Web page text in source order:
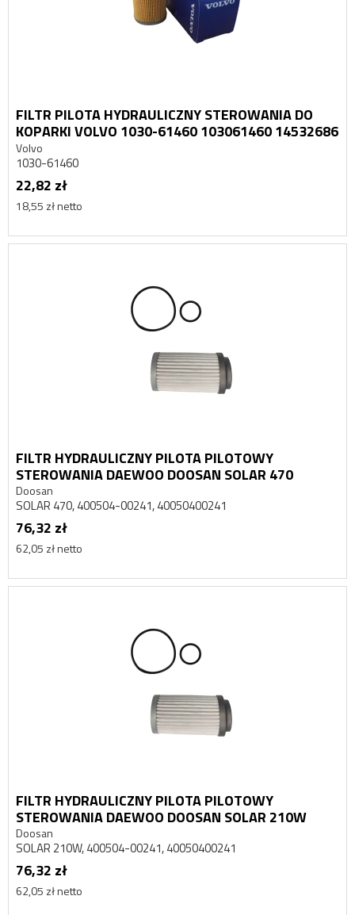
FILTR PILOTA HYDRAULICZNY STEROWANIA DO
KOPARKI VOLVO 1030-61460 103061460 14532686
Volvo
1030-61460
22,82 zł
18,55 zł netto
FILTR HYDRAULICZNY PILOTA PILOTOWY
STEROWANIA DAEWOO DOOSAN SOLAR 470
Doosan
SOLAR 470, 400504-00241, 40050400241
76,32 zł
62,05 zł netto
FILTR HYDRAULICZNY PILOTA PILOTOWY
STEROWANIA DAEWOO DOOSAN SOLAR 210W
Doosan
SOLAR 210W, 400504-00241, 40050400241
76,32 zł
62,05 zł netto